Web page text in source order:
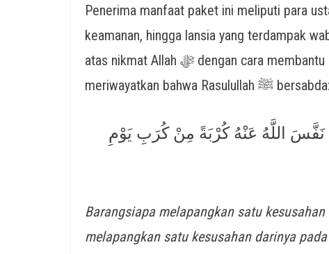
Penerima manfaat paket ini meliputi para
keamanan, hingga lansia yang terdampak
atas nikmat Allah ﷻ dengan cara membantu sesama manusia. Abu Hurairah رضي الله عنه
meriwayatkan bahwa Rasulullah ﷺ bersabda:
اللَّهُ عَنْهُ كُرْبَةً مِنْ كُرَبِ يَوْمِ
Barangsiapa melapangkan satu
melapangkan satu kesusahan darinya